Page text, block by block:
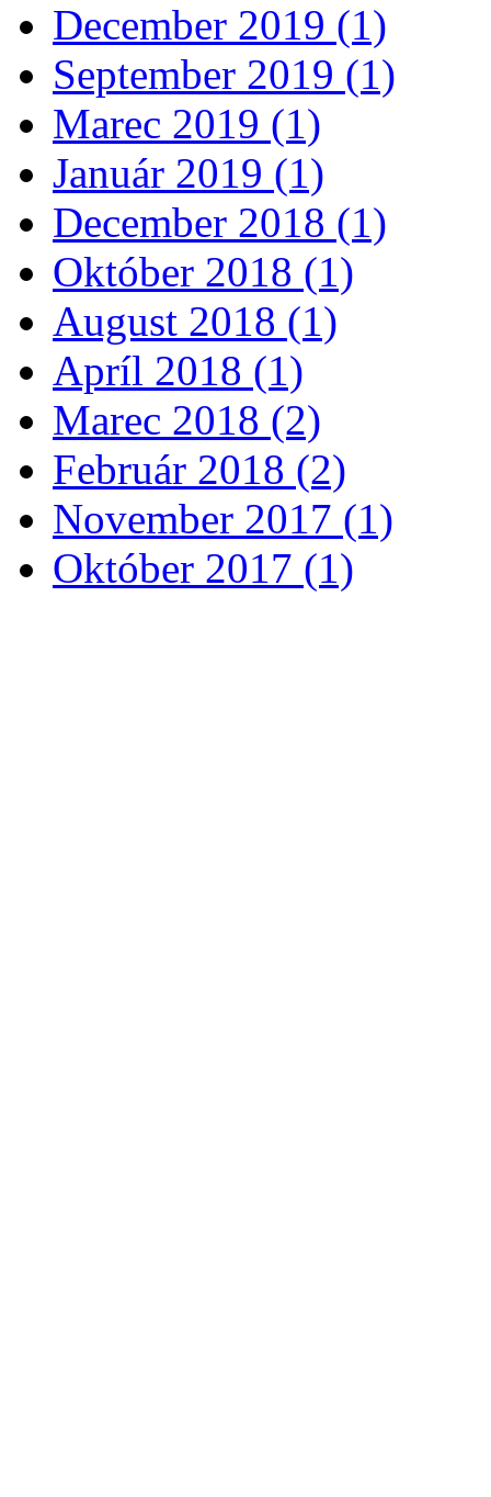
December 2019 (1)
September 2019 (1)
Marec 2019 (1)
Január 2019 (1)
December 2018 (1)
Október 2018 (1)
August 2018 (1)
Apríl 2018 (1)
Marec 2018 (2)
Február 2018 (2)
November 2017 (1)
Október 2017 (1)